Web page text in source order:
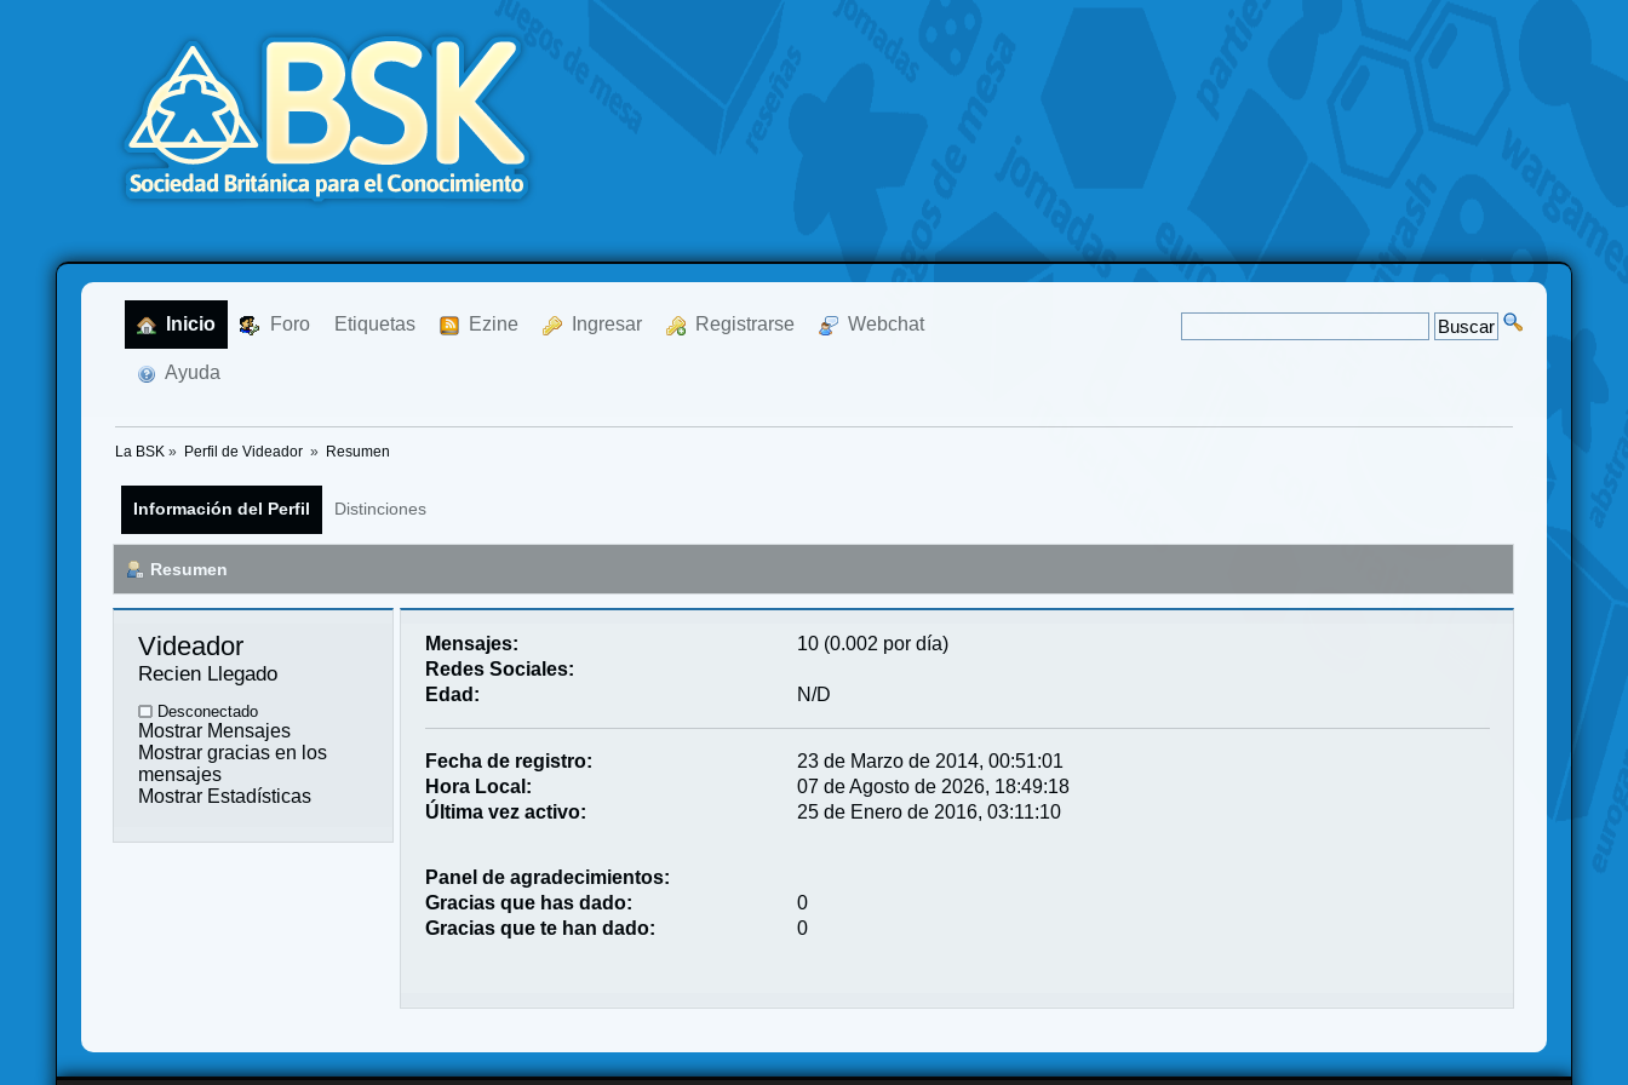
Inicio Foro Etiquetas Ezine Ingresar Registrarse Webchat
Ayuda
La BSK » Perfil de Videador » Resumen
Información del Perfil Distinciones
Resumen
Videador
Recien Llegado
Desconectado
Mostrar Mensajes
Mostrar gracias en los
mensajes
Mostrar Estadísticas
Mensajes:
10 (0.002 por día)
Redes Sociales:
Edad:
N/D
Fecha de registro:
23 de Marzo de 2014, 00:51:01
Hora Local:
07 de Agosto de 2026, 18:49:18
Última vez activo:
25 de Enero de 2016, 03:11:10
Panel de agradecimientos:
Gracias que has dado:
0
Gracias que te han dado:
0